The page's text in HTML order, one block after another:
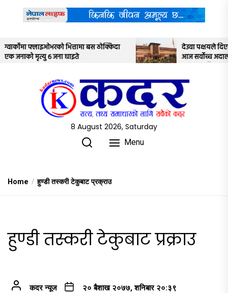
content
देउवा पक्षयले दिएकोे पुनरावलोकन निवेदनमाथि
आज सर्वोच्च अदालतका तीन न्यायाधीशले
8 August 2026, Saturday
Menu
Home हुण्डी तस्करी टेकुबाट प्रक्राउ
हुण्डी तस्करी टेकुबाट प्रक्राउ
कदर न्यूज २० बैशाख २०७७, शनिबार २०:३९